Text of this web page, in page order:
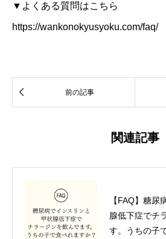
▼よくある質問はこちら
https://wankonokyusyoku.com/faq/
 前の記事
関連記事
【FAQ】糖尿
腺低下症でチ
す。うちの子